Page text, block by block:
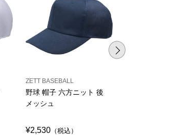
ZETT BASEBALL
野球 帽子 六方ニット 後
メッシュ
¥2,530 （税込）